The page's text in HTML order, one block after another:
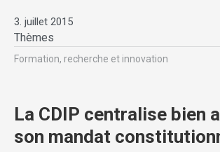
3. juillet 2015
Thèmes
Formation, recherche et innovation
La CDIP centralise bien
son mandat